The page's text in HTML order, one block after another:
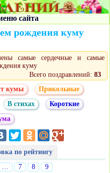
сайта
рождения куму
самые сердечные и самые
куму
Всего поздравлений: 83
кумы
Прикольные
В стихах
Короткие
по рейтингу
… 7 8 9